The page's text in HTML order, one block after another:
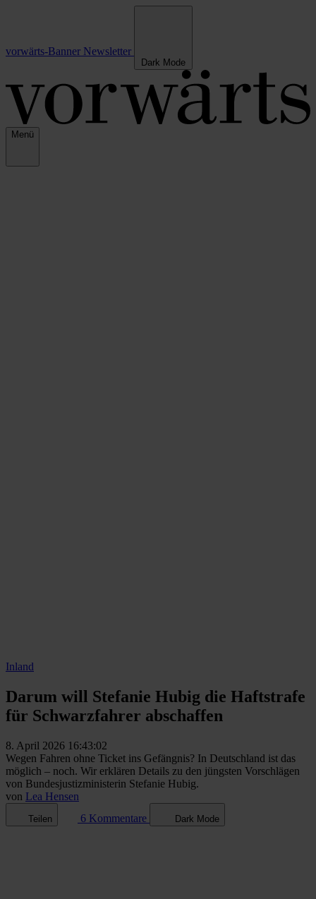
vorwärts-Banner Newsletter
Dark Mode
Menü
Inland
Darum will Stefanie Hubig die Haftstrafe
für Schwarzfahrer abschaffen
8. April 2026 16:43:02
Wegen Fahren ohne Ticket ins Gefängnis? In Deutschland ist das
möglich – noch. Wir erklären Details zu den jüngsten Vorschlägen
von Bundesjustizministerin Stefanie Hubig.
von Lea Hensen
Teilen 6 Kommentare Dark Mode